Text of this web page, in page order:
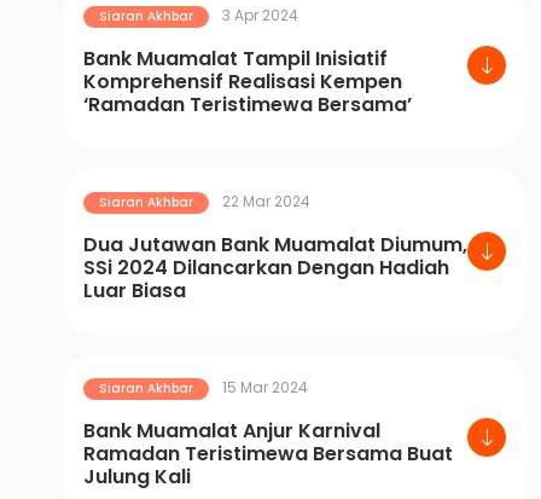
Siaran Akhbar 3 Apr 2024
Bank Muamalat Tampil Inisiatif
Komprehensif Realisasi Kempen
‘Ramadan Teristimewa Bersama’
Siaran Akhbar 22 Mar 2024
Dua Jutawan Bank Muamalat Diumum,
SSi 2024 Dilancarkan Dengan Hadiah
Luar Biasa
Siaran Akhbar 15 Mar 2024
Bank Muamalat Anjur Karnival
Ramadan Teristimewa Bersama Buat
Julung Kali